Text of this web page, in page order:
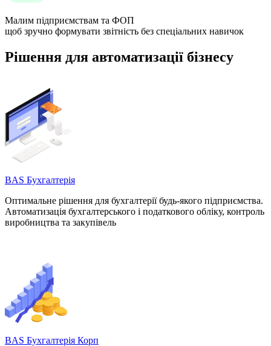
Малим підприємствам та ФОП
щоб зручно формувати звітність без спеціальних навичок
Рішення для автоматизації бізнесу
BAS Бухгалтерія
Оптимальне рішення для бухгалтерії будь-якого підприємства.
Автоматизація бухгалтерського і податкового обліку, контроль
виробництва та закупівель
BAS Бухгалтерія Корп